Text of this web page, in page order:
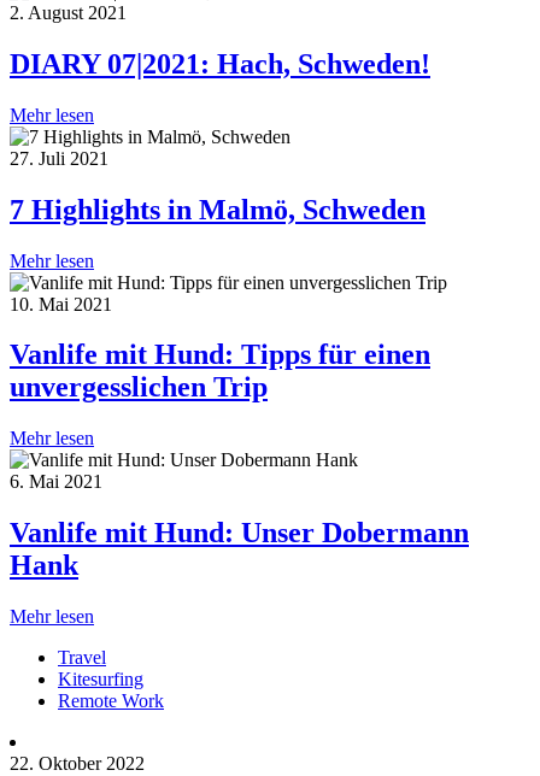
2. August 2021
DIARY 07|2021: Hach, Schweden!
Mehr lesen
27. Juli 2021
7 Highlights in Malmö, Schweden
Mehr lesen
10. Mai 2021
Vanlife mit Hund: Tipps für einen
unvergesslichen Trip
Mehr lesen
6. Mai 2021
Vanlife mit Hund: Unser Dobermann
Hank
Mehr lesen
Travel
Kitesurfing
Remote Work
22. Oktober 2022